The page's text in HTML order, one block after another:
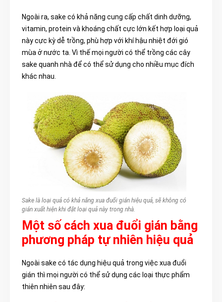
Ngoài ra, sake có khả năng cung cấp chất dinh dưỡng,
vitamin, protein và khoáng chất cực lớn kết hợp loại quả
này cực kỳ dễ trồng, phù hợp với khí hậu nhiệt đới gió
mùa ở nước ta. Vì thế mọi người có thể trồng các cây
sake quanh nhà để có thể sử dụng cho nhiều mục đích
khác nhau.
Sake là loại quả có khả năng xua đuổi gián hiệu quả, sẽ không có
gián xuất hiện khi đặt loại quả này trong nhà.
Một số cách xua đuổi gián bằng
phương pháp tự nhiên hiệu quả
Ngoài sake có tác dụng hiệu quả trong việc xua đuổi
gián thì mọi người có thể sử dụng các loại thực phẩm
thiên nhiên sau đây: